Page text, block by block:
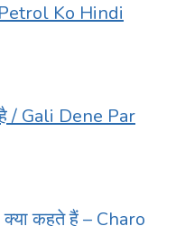
Petrol Ko Hindi
है / Gali Dene Par
क्या कहते हैं – Charo